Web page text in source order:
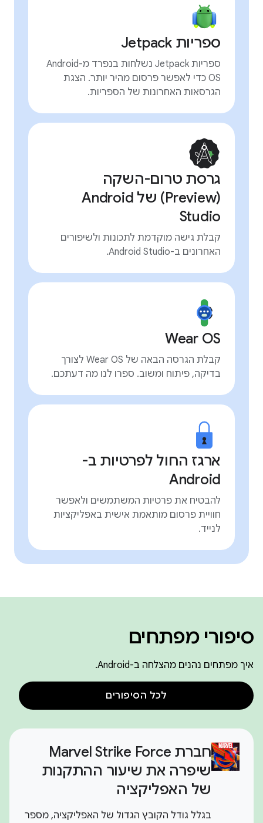
ספריות Jetpack
ספריות Jetpack נשלחות בנפרד מ-Android
OS כדי לאפשר פרסום מהיר יותר. הצגת
הגרסאות האחרונות של הספריות.
גרסת טרום-השקה
(Preview) של Android
Studio
קבלת גישה מוקדמת לתכונות ולשיפורים
האחרונים ב-Android Studio.
Wear OS
קבלת הגרסה הבאה של Wear OS לצורך
בדיקה, פיתוח ומשוב. ספרו לנו מה דעתכם.
ארגז החול לפרטיות ב-
Android
להבטיח את פרטיות המשתמשים ולאפשר
חוויית פרסום מותאמת אישית באפליקציות
לנייד.
סיפורי מפתחים
איך מפתחים נהנים מהצלחה ב-Android.
לכל הסיפורים
חברת Marvel Strike Force
שיפרה את שיעור ההתקנות
של האפליקציה
בגלל גודל הקובץ הגדול של האפליקציה, מספר